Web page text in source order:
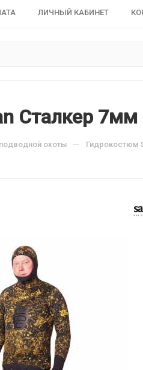
ЛИЧНЫЙ КАБИНЕТ
Сталкер 7мм
охоты — Гидрокостюм